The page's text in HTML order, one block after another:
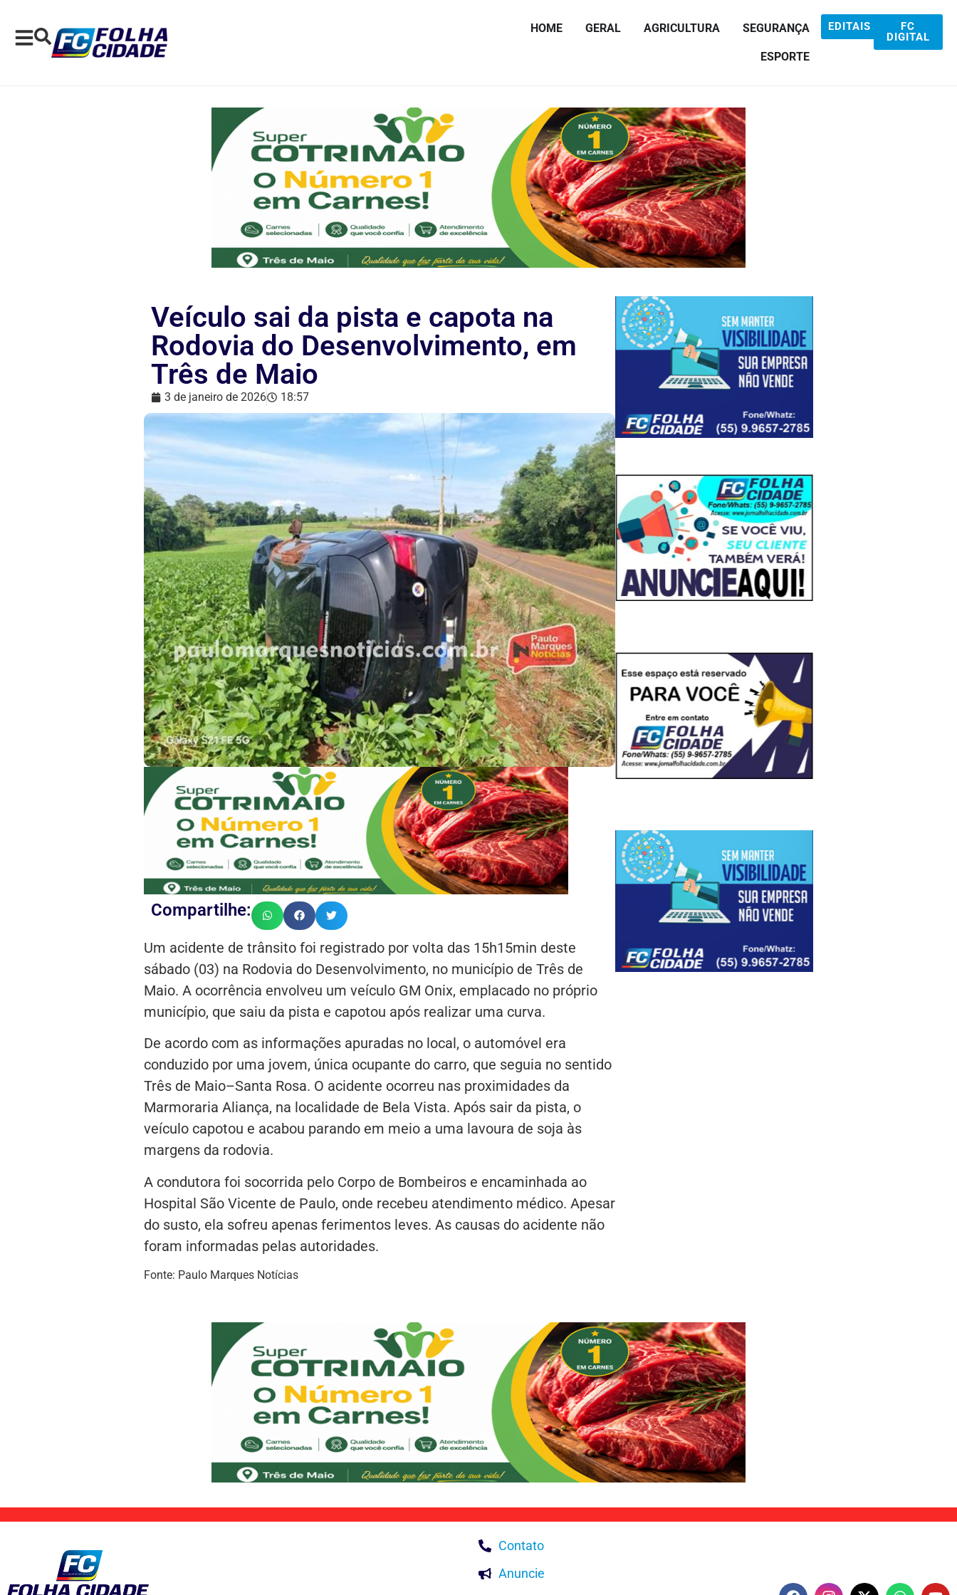
HOME GERAL AGRICULTURA SEGURANÇA
ESPORTE
EDITAIS
FC
DIGITAL
Veículo sai da pista e capota na
Rodovia do Desenvolvimento, em
Três de Maio
3 de janeiro de 2026 18:57
Compartilhe:
Um acidente de trânsito foi registrado por volta das 15h15min deste
sábado (03) na Rodovia do Desenvolvimento, no município de Três de
Maio. A ocorrência envolveu um veículo GM Onix, emplacado no próprio
município, que saiu da pista e capotou após realizar uma curva.
De acordo com as informações apuradas no local, o automóvel era
conduzido por uma jovem, única ocupante do carro, que seguia no sentido
Três de Maio–Santa Rosa. O acidente ocorreu nas proximidades da
Marmoraria Aliança, na localidade de Bela Vista. Após sair da pista, o
veículo capotou e acabou parando em meio a uma lavoura de soja às
margens da rodovia.
A condutora foi socorrida pelo Corpo de Bombeiros e encaminhada ao
Hospital São Vicente de Paulo, onde recebeu atendimento médico. Apesar
do susto, ela sofreu apenas ferimentos leves. As causas do acidente não
foram informadas pelas autoridades.
Fonte: Paulo Marques Notícias
Contato
Anuncie